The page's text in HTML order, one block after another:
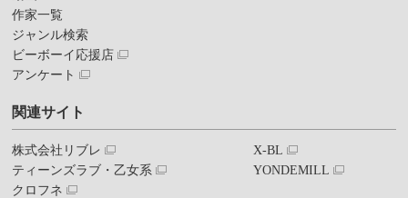
作家一覧
ジャンル検索
ビーボーイ応援店
アンケート
関連サイト
株式会社リブレ
ティーンズラブ・乙女系
クロフネ
X-BL
YONDEMILL